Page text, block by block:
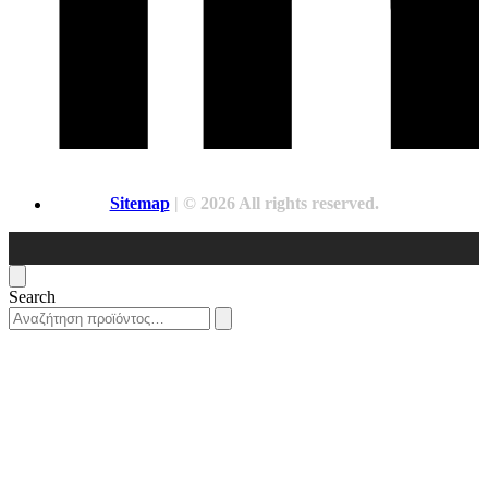
Sitemap| © 2026 All rights reserved.
Search
Search